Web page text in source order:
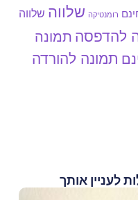
רומנטיקה שלווה שלווה
להדפסה תמונה
תמונה להורדה
לעניין אותך